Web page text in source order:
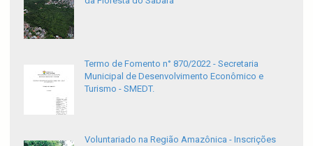
Termo de Fomento n° 870/2022 - Secretaria
Municipal de Desenvolvimento Econômico e
Turismo - SMEDT.
Voluntariado na Região Amazônica - Inscrições